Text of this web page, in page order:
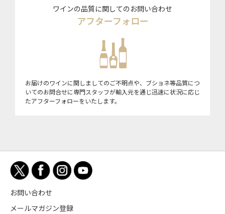
ワインの品質に関してのお問い合わせ
アフターフォロー
お届けのワインに関しましてのご不明点や、ブショネ等品質につ
いてのお問合せに専門スタッフが輸入元を通じ迅速に状況に応じ
たアフターフォローをいたします。
お問い合わせ
メールマガジン登録